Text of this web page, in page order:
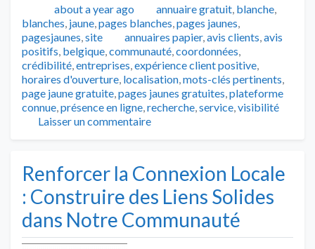
Publié
about a year ago Catégories
annuaire gratuit, blanche,
blanches, jaune,pages blanches,pages jaunes,
pagesjaunes,site Tags
annuaires papier,avis clients,avis
positifs, belgique,communauté,coordonnées,
crédibilité,entreprises,expérience client positive,
horaires d'ouverture, localisation,mots-clés pertinents,
page jaune gratuite,pages jaunes gratuites,plateforme
connue,présence en ligne,recherche,service,visibilité
Laisser un commentaire
Renforcer la Connexion Locale
: Construire des Liens Solides
dans Notre Communauté